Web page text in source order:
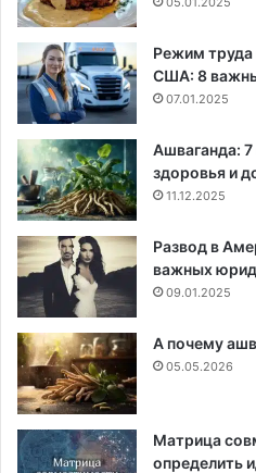
Режим труда
США: 8
07.01.2025
Ашваганда:
здоровья и
11.12.2025
Развод в
важных
09.01.2025
А почему
05.05.2026
Матрица
определить